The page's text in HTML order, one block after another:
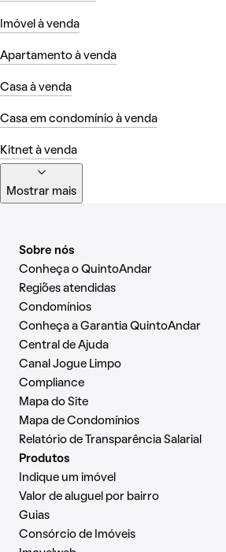
Imóvel à venda
Apartamento à venda
Casa à venda
Casa em condomínio à venda
Kitnet à venda
Mostrar mais
Sobre nós
Conheça o QuintoAndar
Regiões atendidas
Condomínios
Conheça a Garantia QuintoAndar
Central de Ajuda
Canal Jogue Limpo
Compliance
Mapa do Site
Mapa de Condomínios
Relatório de Transparência Salarial
Produtos
Indique um imóvel
Valor de aluguel por bairro
Guias
Consórcio de Imóveis